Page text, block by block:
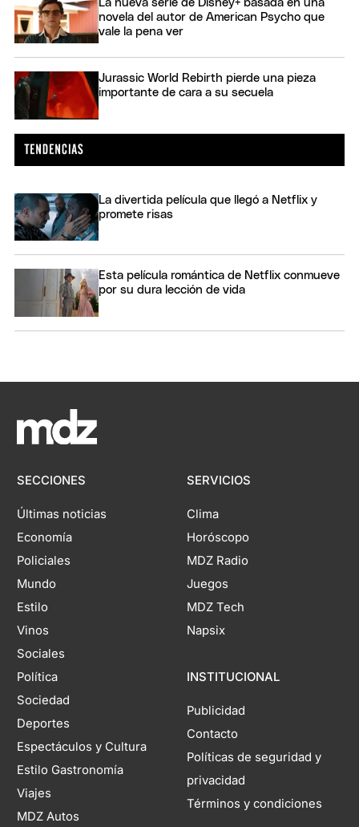
La nueva serie de Disney+ basada en una
novela del autor de American Psycho que
vale la pena ver
Jurassic World Rebirth pierde una pieza
importante de cara a su secuela
La divertida película que llegó a Netflix y
promete risas
Esta película romántica de Netflix conmueve
por su dura lección de vida
SECCIONES
Últimas noticias
Economía
Policiales
Mundo
Estilo
Vinos
Sociales
Política
Sociedad
Deportes
Espectáculos y Cultura
Estilo Gastronomía
Viajes
MDZ Autos
SERVICIOS
Clima
Horóscopo
MDZ Radio
Juegos
MDZ Tech
Napsix
INSTITUCIONAL
Publicidad
Contacto
Políticas de seguridad y
privacidad
Términos y condiciones